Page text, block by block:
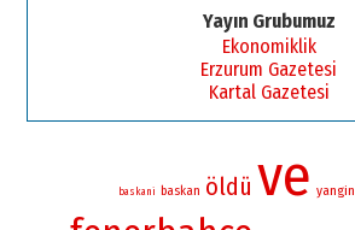
Yayın Grubumuz
Ekonomiklik
Erzurum Gazetesi
Kartal Gazetesi
baskani baskan öldü ve yangin